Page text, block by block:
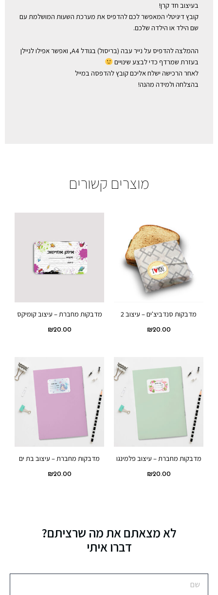
בעיצוב חד קרן!
קובץ דיגיטלי המאפשר לכם להדפיס את מערכת השעות המושלמת עם
שם הילד או הילדה שלכם.
ההמלצה להדפיס על נייר עבה (בריסול) בגודל A4, ואפשר אפילו לניילן
בעזרת שמרדף כדי לבצע שינויים
לאחר הרכישה ישלח אליכם קובץ להדפסה במייל
בהצלחה ולמידה מהנה!
מוצרים קשורים
מדבקות סנדביצ'ים – עיצוב 2
₪20.00
מדבקות מחברת – עיצוב קומיקס
₪20.00
מדבקות מחברת – עיצוב פלמינגו
₪20.00
מדבקות מחברת – עיצוב בת ים
₪20.00
לא מצאתם את מה שרציתם?
דברו איתי